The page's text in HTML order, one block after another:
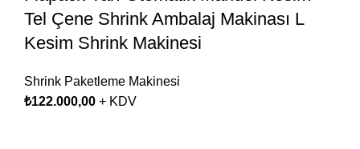
Tel Çene Shrink Ambalaj Makinası L
Kesim Shrink Makinesi
Shrink Paketleme Makinesi
₺122.000,00 + KDV